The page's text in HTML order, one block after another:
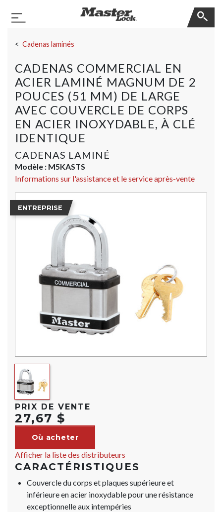
Basculer la navigation
Cadenas laminés
CADENAS COMMERCIAL EN
ACIER LAMINÉ MAGNUM DE 2
POUCES (51 MM) DE LARGE
AVEC COUVERCLE DE CORPS
EN ACIER INOXYDABLE, À CLÉ
IDENTIQUE
CADENAS LAMINÉ
Modèle : M5KASTS
Informations sur l'assistance et le service après-vente
ENTREPRISE
PRIX DE VENTE
27,67 $
Où acheter
Afficher la liste des distributeurs
CARACTÉRISTIQUES
Couvercle du corps et plaques supérieure et
inférieure en acier inoxydable pour une résistance
exceptionnelle aux intempéries